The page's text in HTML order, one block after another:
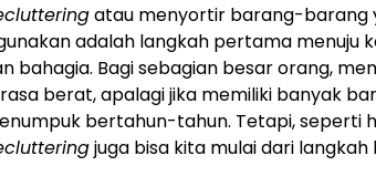
atau menyortir barang-barang
adalah langkah pertama menuju
bahagia. Bagi sebagian besar orang,
berat, apalagi jika memiliki banyak
bertahun-tahun. Tetapi, seperti
juga bisa kita mulai dari